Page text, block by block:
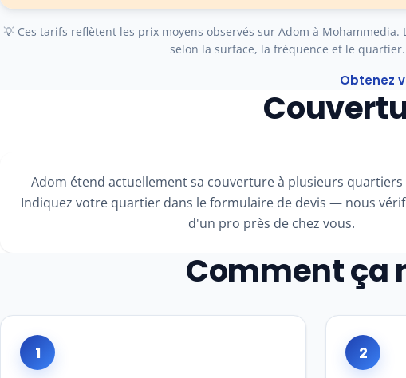
💡 Ces tarifs reflètent les prix moyens observés sur Adom à
selon la surface, la fréquence et le quartier.
Obtenez
Adom étend actuellement sa couverture à plusieurs
Indiquez votre quartier dans le formulaire de devis — nous
d'un pro près de chez vous.
Comment ça
1 2